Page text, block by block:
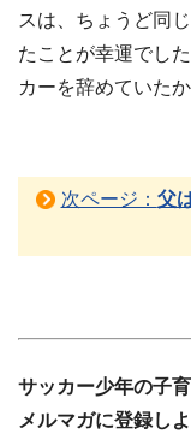
スは、ちょうど同
たことが幸運でし
カーを辞めていた
次ページ： 父
サッカー少年の子
メルマガに登録しよ